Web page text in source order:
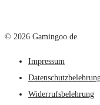
© 2026 Gamingoo.de
Impressum
Widerrufsbelehrung